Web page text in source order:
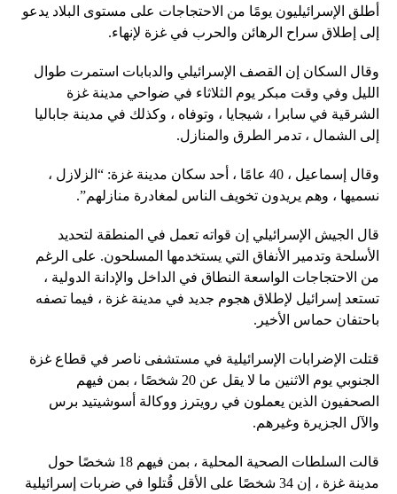
أطلق الإسرائيليون يومًا من الاحتجاجات على مستوى البلاد يدعو
إلى إطلاق سراح الرهائن والحرب في غزة لإنهاء.
وقال السكان إن القصف الإسرائيلي والدبابات استمرت طوال
الليل وفي وقت مبكر يوم الثلاثاء في ضواحي مدينة غزة
الشرقية في سابرا ، شيجايا ، وتوفاه ، وكذلك في مدينة جاباليا
إلى الشمال ، تدمر الطرق والمنازل.
وقال إسماعيل ، 40 عامًا ، أحد سكان مدينة غزة: “الزلازل ،
نسميها ، وهم يريدون تخويف الناس لمغادرة منازلهم”.
قال الجيش الإسرائيلي إن قواته تعمل في المنطقة لتحديد
الأسلحة وتدمير الأنفاق التي يستخدمها المسلحون. على الرغم
من الاحتجاجات الواسعة النطاق في الداخل والإدانة الدولية ،
تستعد إسرائيل لإطلاق هجوم جديد في مدينة غزة ، فيما تصفه
باحتفان حماس الأخير.
قتلت الإضرابات الإسرائيلية في مستشفى ناصر في قطاع غزة
الجنوبي يوم الاثنين ما لا يقل عن 20 شخصًا ، بمن فيهم
الصحفيون الذين يعملون في رويترز ووكالة أسوشيتيد برس
والآل الجزيرة وغيرهم.
قالت السلطات الصحية المحلية ، بمن فيهم 18 شخصًا حول
مدينة غزة ، إن 34 شخصًا على الأقل قُتلوا في ضربات إسرائيلية